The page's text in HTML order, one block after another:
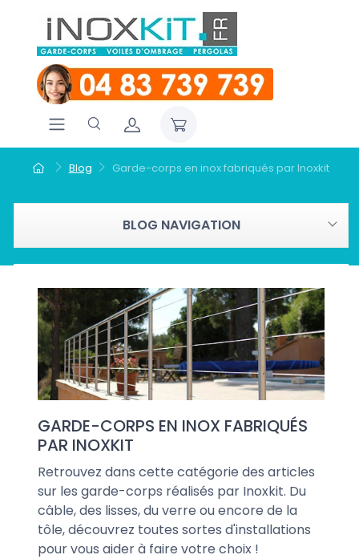
Blog Garde-corps en inox fabriqués par Inoxkit
BLOG NAVIGATION
GARDE-CORPS EN INOX FABRIQUÉS
PAR INOXKIT
Retrouvez dans cette catégorie des articles
sur les garde-corps réalisés par Inoxkit. Du
câble, des lisses, du verre ou encore de la
tôle, découvrez toutes sortes d'installations
pour vous aider à faire votre choix !